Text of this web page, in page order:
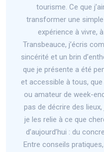
tourisme. Ce que
transformer une simple
expérience à vivre,
Transbeauce, j’écris
sincérité et un brin
que je présente a été
et accessible à tous,
ou amateur de week-
pas de décrire des
je les relie à ce que
d’aujourd’hui : du
Entre conseils